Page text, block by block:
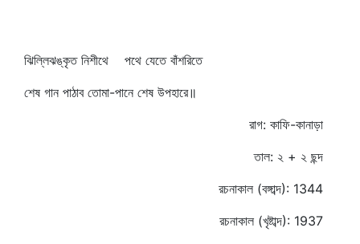
ঝিল্লিঝঙ্কৃত নিশীথে পথে যেতে বাঁশরিতে
শেষ গান পাঠাব তোমা-পানে শেষ উপহারে॥
রাগ: কাফি-কানাড়া
তাল: ২ + ২ ছন্দ
রচনাকাল (বঙ্গাব্দ): 1344
রচনাকাল (খৃষ্টাব্দ): 1937